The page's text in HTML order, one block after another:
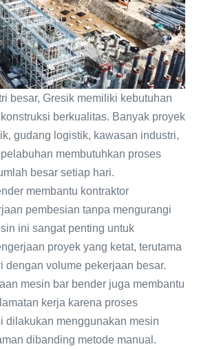
besar, Gresik memiliki kebutuhan
berkualitas. Banyak proyek
gudang logistik, kawasan industri,
membutuhkan proses
besar setiap hari.
membantu kontraktor
pembesian tanpa mengurangi
ini sangat penting untuk
proyek yang ketat, terutama
dengan volume pekerjaan besar.
mesin bar bender juga membantu
kerja karena proses
dilakukan menggunakan mesin
dibanding metode manual.